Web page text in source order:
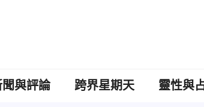
與評論 跨界星期天 靈性與